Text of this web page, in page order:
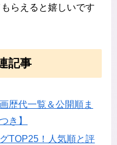
らえると嬉しいです
記事
歴代一覧＆公開順ま
き】
TOP25！人気順と評